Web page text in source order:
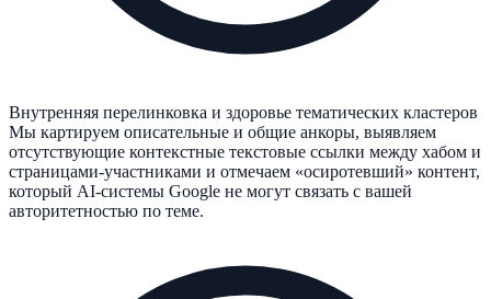
Внутренняя перелинковка и здоровье тематических кластеров
Мы картируем описательные и общие анкоры, выявляем
отсутствующие контекстные текстовые ссылки между хабом и
страницами-участниками и отмечаем «осиротевший» контент,
который AI-системы Google не могут связать с вашей
авторитетностью по теме.